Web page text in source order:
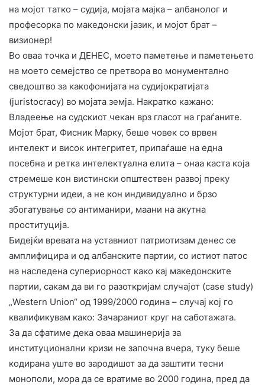
на мојот татко – судија, мојата мајка – албанолог и
професорка по македонски јазик, и мојот брат –
визионер!
​Во оваа точка и ДЕНЕС, моето паметење и паметењето
на моето семејство се претвора во монументално
сведоштво за какофонијата на судијократијата
(juristocracy) во мојата земја. Накратко кажано:
Владеење на судскиот чекан врз гласот на граѓаните.
​Мојот брат, Фисник Марку, беше човек со врвeн
интелект и висок интегритет, припаѓаше на една
посебна и ретка интелектуална елита – онаа каста која
стремеше кон вистински општествен развој преку
структурни идеи, а не кон индивидуално и брзо
збогатување со антиманири, маани на акутна
проституција.
​Бидејќи вревата на уставниот патриотизам денес се
амплифицира и од албанските партии, со истиот патос
на наследена супериорност како кај македонските
партии, сакам да ви го разоткријам случајот (case study)
„Western Union“ од 1999/2000 година – случај кој го
квалификувам како: Зачараниот круг на саботажата.
​За да сфатиме дека оваа машинерија за
институционални кризи не започна вчера, туку беше
кодирана уште во зародишот за да заштити тесни
монополи, мора да се вратиме во 2000 година, пред да